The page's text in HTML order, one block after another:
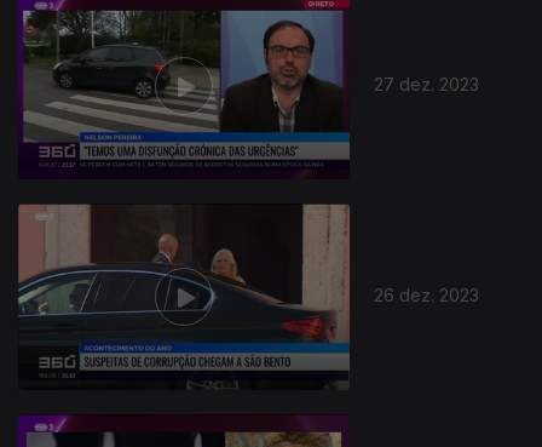
27 dez. 2023
26 dez. 2023